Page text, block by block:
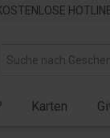
Karten